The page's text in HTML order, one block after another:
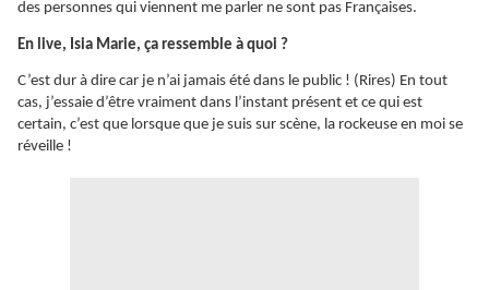
des personnes qui viennent me parler ne sont pas Françaises.
En live, Isia Marie, ça ressemble à quoi ?
C’est dur à dire car je n’ai jamais été dans le public ! (Rires) En tout
cas, j’essaie d’être vraiment dans l’instant présent et ce qui est
certain, c’est que lorsque que je suis sur scène, la rockeuse en moi se
réveille !